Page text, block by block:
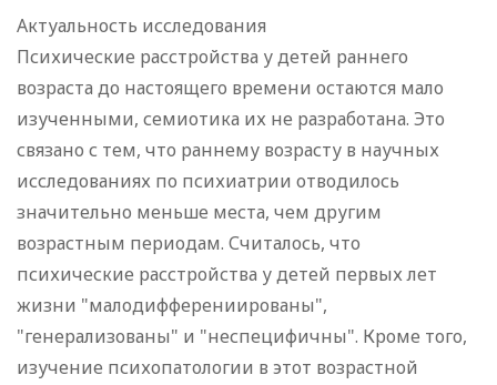
Актуальность исследования
Психические расстройства у детей раннего
возраста до настоящего времени остаются мало
изученными, семиотика их не разработана. Это
связано с тем, что раннему возрасту в научных
исследованиях по психиатрии отводилось
значительно меньше места, чем другим
возрастным периодам. Считалось, что
психические расстройства у детей первых лет
жизни "малодифферениированы",
"генерализованы" и "неспецифичны". Кроме того,
изучение психопатологии в этот возрастной